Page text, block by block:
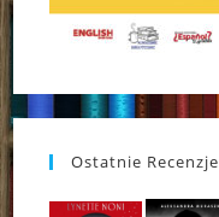
Ostatnie Recenzje